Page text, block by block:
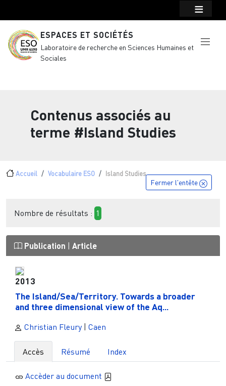
ESPACES ET SOCIÉTÉS
Laboratoire de recherche en Sciences Humaines et
Sociales
Contenus associés au
terme #Island Studies
Fil d'Ariane
Accueil Vocabulaire ESO Island Studies
Fermer l'entête
Nombre de résultats : 1
Publication Article
2013
The Island/Sea/Territory. Towards a broader
and three dimensional view of the Aq...
Christian Fleury Caen
Accès Résumé Index
Accèder au document